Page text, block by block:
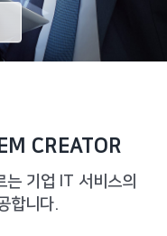
CREATOR
기업 IT 서비스의
합니다.